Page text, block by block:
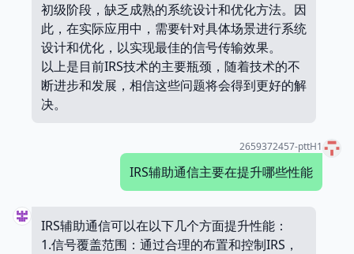
初级阶段，缺乏成熟的系统设计和优化方法。因
此，在实际应用中，需要针对具体场景进行系统
设计和优化，以实现最佳的信号传输效果。
以上是目前IRS技术的主要瓶颈，随着技术的不
断进步和发展，相信这些问题将会得到更好的解
决。
2659372457-pttH1
IRS辅助通信主要在提升哪些性能
IRS辅助通信可以在以下几个方面提升性能：
1.信号覆盖范围：通过合理的布置和控制IRS，